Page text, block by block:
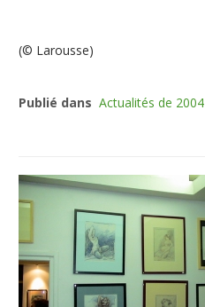
(© Larousse)
Publié dans Actualités de 2004